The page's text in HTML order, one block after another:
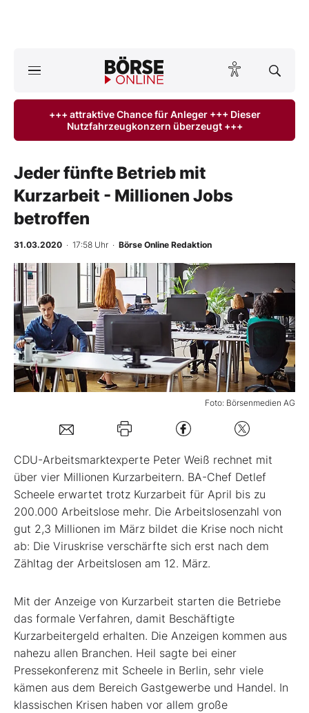
ktuelle Ausgabe BÖRSE ONLINE lesen
Anlageprodukte
Finanz-Check
BO-Musterdepots
Experten
Mein B:O
Mein Konto
Folgen Sie uns
Kontakt
+++ attraktive Chance für Anleger +++ Dieser
Nutzfahrzeugkonzern überzeugt +++
Jeder fünfte Betrieb mit
Kurzarbeit - Millionen Jobs
betroffen
31.03.2020 · 17:58 Uhr · Börse Online Redaktion
Foto: Börsenmedien AG
CDU-Arbeitsmarktexperte Peter Weiß rechnet mit
über vier Millionen Kurzarbeitern. BA-Chef Detlef
Scheele erwartet trotz Kurzarbeit für April bis zu
200.000 Arbeitslose mehr. Die Arbeitslosenzahl von
gut 2,3 Millionen im März bildet die Krise noch nicht
ab: Die Viruskrise verschärfte sich erst nach dem
Zähltag der Arbeitslosen am 12. März.
Mit der Anzeige von Kurzarbeit starten die Betriebe
das formale Verfahren, damit Beschäftigte
Kurzarbeitergeld erhalten. Die Anzeigen kommen aus
nahezu allen Branchen. Heil sagte bei einer
Pressekonferenz mit Scheele in Berlin, sehr viele
kämen aus dem Bereich Gastgewerbe und Handel. In
klassischen Krisen haben vor allem große